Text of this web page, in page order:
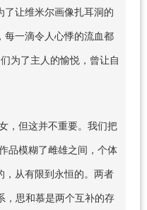
了让维米尔画像扎耳洞的
一滴令人心悸的流血都
为了主人的愉悦，曾让自
，但这并不重要。我们把
品模糊了雌雄之间，个体
从有限到永恒的。两者
，思和慕是两个互补的存